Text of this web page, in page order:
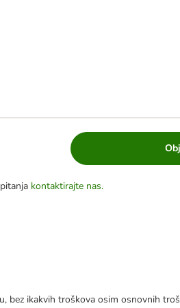
kontaktirajte nas.
bez ikakvih troškova osim osnovnih